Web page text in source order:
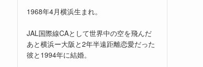
1968年4月横浜生まれ。
JAL国際線CAとして世界中の空を飛んだ
あと横浜ー大阪と2年半遠距離恋愛だった
彼と1994年に結婚。